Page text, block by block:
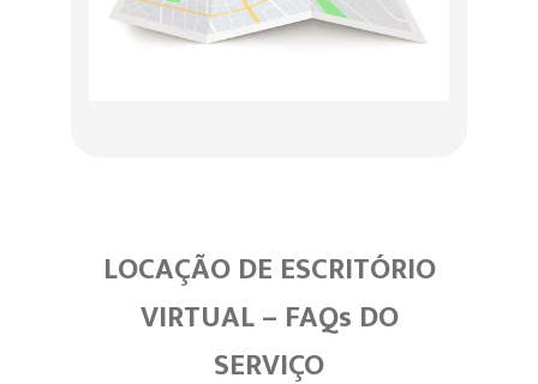
LOCAÇÃO DE ESCRITÓRIO
VIRTUAL – FAQs DO
SERVIÇO